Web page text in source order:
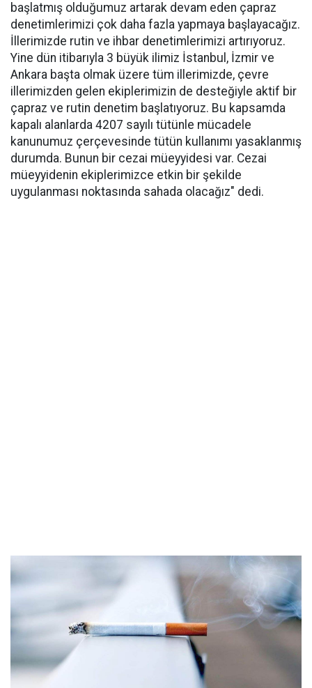
başlatmış olduğumuz artarak devam eden çapraz
denetimlerimizi çok daha fazla yapmaya başlayacağız.
İllerimizde rutin ve ihbar denetimlerimizi artırıyoruz.
Yine dün itibarıyla 3 büyük ilimiz İstanbul, İzmir ve
Ankara başta olmak üzere tüm illerimizde, çevre
illerimizden gelen ekiplerimizin de desteğiyle aktif bir
çapraz ve rutin denetim başlatıyoruz. Bu kapsamda
kapalı alanlarda 4207 sayılı tütünle mücadele
kanunumuz çerçevesinde tütün kullanımı yasaklanmış
durumda. Bunun bir cezai müeyyidesi var. Cezai
müeyyidenin ekiplerimizce etkin bir şekilde
uygulanması noktasında sahada olacağız" dedi.